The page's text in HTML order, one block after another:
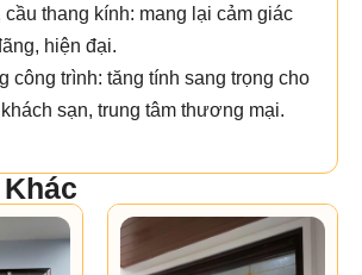
cầu thang kính: mang lại cảm giác
hiện đại.
công trình: tăng tính sang trọng cho
sạn, trung tâm thương mại.